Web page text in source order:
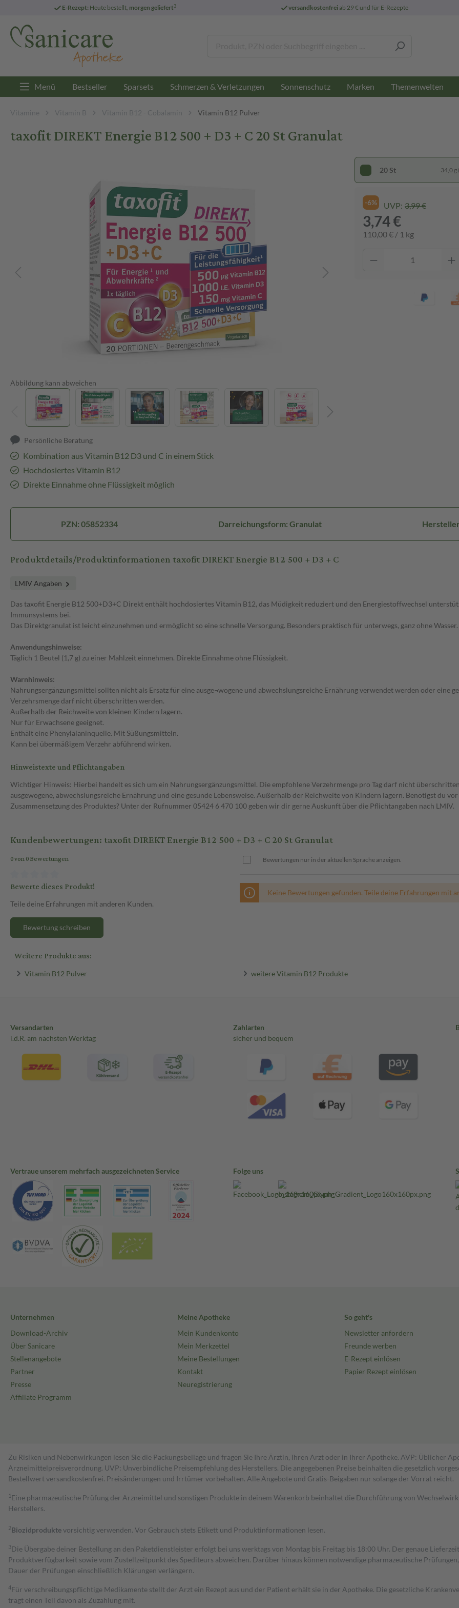
E-Rezept: Heute bestellt, morgen geliefert3 versandkostenfreiab 29 € und für E-Rezepte
Menü Bestseller Sparsets Schmerzen & Verletzungen Sonnenschutz Marken Themenwelten
Vitamine Vitamin B Vitamin B12 - Cobalamin Vitamin B12 Pulver
taxofit DIREKT Energie B12 500 + D3 + C 20 St Granulat
Abbildung kann abweichen
Persönliche Beratung
Kombination aus Vitamin B12 D3 und C in einem Stick
Hochdosiertes Vitamin B12
Direkte Einnahme ohne Flüssigkeit möglich
20 St 34,0 g
-6% UVP: 3,99 €
3,74 €
110,00 € / 1 kg
PZN: 05852334 Darreichungsform: Granulat
Produktdetails/Produktinformationen taxofit DIREKT Energie B12 500 + D3 + C
LMIV Angaben
Das taxofit Energie B12 500+D3+C Direkt enthält hochdosiertes Vitamin B12, das Müdigkeit reduziert und den Energiestoffwechsel
Immunsystems bei.
Das Direktgranulat ist leicht einzunehmen und ermöglicht so eine schnelle Versorgung. Besonders praktisch für unterwegs, ganz ohne Wasser.
Anwendungshinweise:
Täglich 1 Beutel (1,7 g) zu einer Mahlzeit einnehmen. Direkte Einnahme ohne Flüssigkeit.
Warnhinweis:
Nahrungsergänzungsmittel sollten nicht als Ersatz für eine ausge¬wogene und abwechslungsreiche Ernährung verwendet werden oder eine
Verzehrsmenge darf nicht überschritten werden.
Außerhalb der Reichweite von kleinen Kindern lagern.
Nur für Erwachsene geeignet.
Enthält eine Phenylalaninquelle. Mit Süßungsmitteln.
Kann bei übermäßigem Verzehr abführend wirken.
Hinweistexte und Pflichtangaben
Wichtiger Hinweis: Hierbei handelt es sich um ein Nahrungsergänzungsmittel. Die empfohlene Verzehrmenge pro Tag darf nicht
ausgewogene, abwechslungsreiche Ernährung und eine gesunde Lebensweise. Außerhalb der Reichweite von Kindern lagern. Benötigst du
Zusammensetzung des Produktes? Unter der Rufnummer 05424 6 470 100 geben wir dir gerne Auskunft über die Pflichtangaben nach LMIV.
Kundenbewertungen: taxofit DIREKT Energie B12 500 + D3 + C 20 St Granulat
0 von 0 Bewertungen
Bewerte dieses Produkt!
Teile deine Erfahrungen mit anderen Kunden.
Bewertung schreiben
Bewertungen nur in der aktuellen Sprache anzeigen.
Keine Bewertungen gefunden. Teile deine Erfahrungen mit
Weitere Produkte aus:
Vitamin B12 Pulver weitere Vitamin B12 Produkte
Versandarten
i.d.R. am nächsten Werktag
Zahlarten
sicher und bequem
Vertraue unserem mehrfach ausgezeichneten Service Folge uns
Unternehmen
Download-Archiv
Über Sanicare
Stellenangebote
Partner
Presse
Affiliate Programm
Meine Apotheke
Mein Kundenkonto
Mein Merkzettel
Meine Bestellungen
Kontakt
Neuregistrierung
So geht's
Newsletter anfordern
Freunde werben
E-Rezept einlösen
Papier Rezept einlösen
Zu Risiken und Nebenwirkungen lesen Sie die Packungsbeilage und fragen Sie Ihre Ärztin, Ihren Arzt oder in Ihrer Apotheke. AVP: Üblicher
Arzneimittelpreisverordnung. UVP: Unverbindliche Preisempfehlung des Herstellers. Die angegebenen Preise beinhalten die gesetzlich
Bestell­wert versand­kosten­frei. Preisänderungen und Irrtümer vorbehalten. Alle Angebote und Gratis-Beigaben nur solange der Vorrat reicht.
1 Eine pharmazeutische Prüfung der Arzneimittel und sonstigen Produkte in deinem Warenkorb beinhaltet die Durchführung von
Herstellers.
2Biozidproduktevorsichtig verwenden. Vor Gebrauch stets Etikett und Produktinformationen lesen.
3Die Übergabe deiner Bestellung an den Paketdienstleister erfolgt bei uns werktags von Montag bis Freitag bis 18:00 Uhr. Der genaue
Produktverfügbarkeit sowie vom Zustellzeitpunkt des Spediteurs abweichen. Darüber hinaus können notwendige pharmazeutische
Dauer der Prüfungen einschließlich Klärungen verlängern.
4Für verschreibungspflichtige Medikamente stellt der Arzt ein Rezept aus und der Patient erhält sie in der Apotheke. Die gesetzliche
trägt einen Teil davon als Zuzahlung mit.